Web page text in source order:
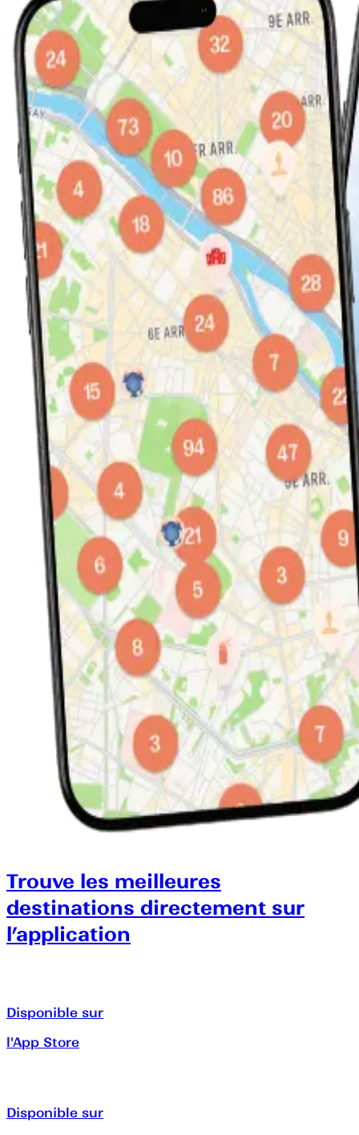
Trouve les meilleures
destinations directement sur
l’application
Disponible sur
l'App Store
Disponible sur